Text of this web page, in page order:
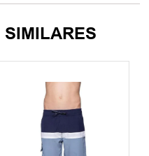
SIMILARES